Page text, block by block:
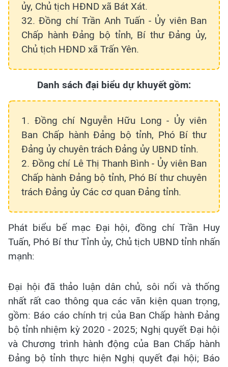
ủy, Chủ tịch HĐND xã Bát Xát.
32. Đồng chí Trần Anh Tuấn - Ủy viên Ban
Chấp hành Đảng bộ tỉnh, Bí thư Đảng ủy,
Chủ tịch HĐND xã Trấn Yên.
Danh sách đại biểu dự khuyết gồm:
1. Đồng chí Nguyễn Hữu Long - Ủy viên
Ban Chấp hành Đảng bộ tỉnh, Phó Bí thư
Đảng ủy chuyên trách Đảng ủy UBND tỉnh.
2. Đồng chí Lê Thị Thanh Bình - Ủy viên Ban
Chấp hành Đảng bộ tỉnh, Phó Bí thư chuyên
trách Đảng ủy Các cơ quan Đảng tỉnh.
Phát biểu bế mạc Đại hội, đồng chí Trần Huy
Tuấn, Phó Bí thư Tỉnh ủy, Chủ tịch UBND tỉnh nhấn
mạnh:
Đại hội đã thảo luận dân chủ, sôi nổi và thống
nhất rất cao thông qua các văn kiện quan trọng,
gồm: Báo cáo chính trị của Ban Chấp hành Đảng
bộ tỉnh nhiệm kỳ 2020 - 2025; Nghị quyết Đại hội
và Chương trình hành động của Ban Chấp hành
Đảng bộ tỉnh thực hiện Nghị quyết đại hội; Báo